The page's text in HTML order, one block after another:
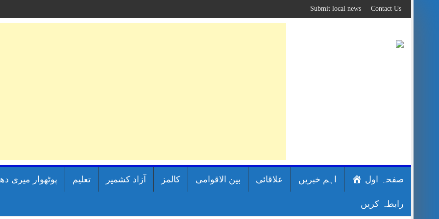
to
content
Contact Us
Submit local news
صفحہ اول اہم خبریں علاقائی بین الاقوامی کالمز آزاد کشمیر تعلیم پوٹھوار میری
رابطہ کریں